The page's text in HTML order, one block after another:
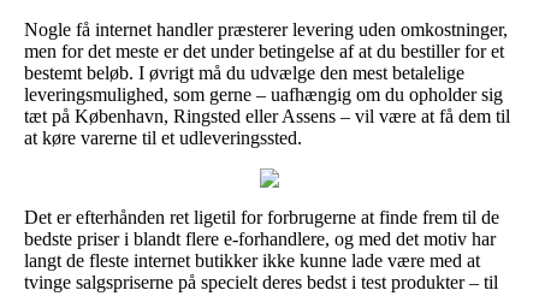
Nogle få internet handler præsterer levering uden omkostninger,
men for det meste er det under betingelse af at du bestiller for et
bestemt beløb. I øvrigt må du udvælge den mest betalelige
leveringsmulighed, som gerne – uafhængig om du opholder sig
tæt på København, Ringsted eller Assens – vil være at få dem til
at køre varerne til et udleveringssted.
Det er efterhånden ret ligetil for forbrugerne at finde frem til de
bedste priser i blandt flere e-forhandlere, og med det motiv har
langt de fleste internet butikker ikke kunne lade være med at
tvinge salgspriserne på specielt deres bedst i test produkter – til